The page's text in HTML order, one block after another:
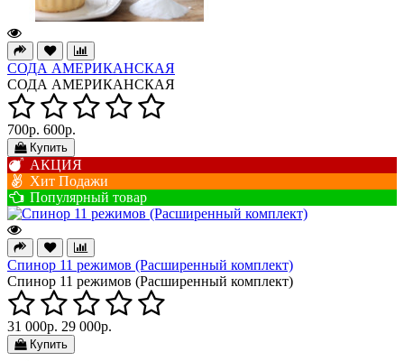
СОДА АМЕРИКАНСКАЯ
СОДА АМЕРИКАНСКАЯ
700р. 600р.
Купить
АКЦИЯ
Хит Подажи
Популярный товар
Спинор 11 режимов (Расширенный комплект)
Спинор 11 режимов (Расширенный комплект)
31 000р. 29 000р.
Купить